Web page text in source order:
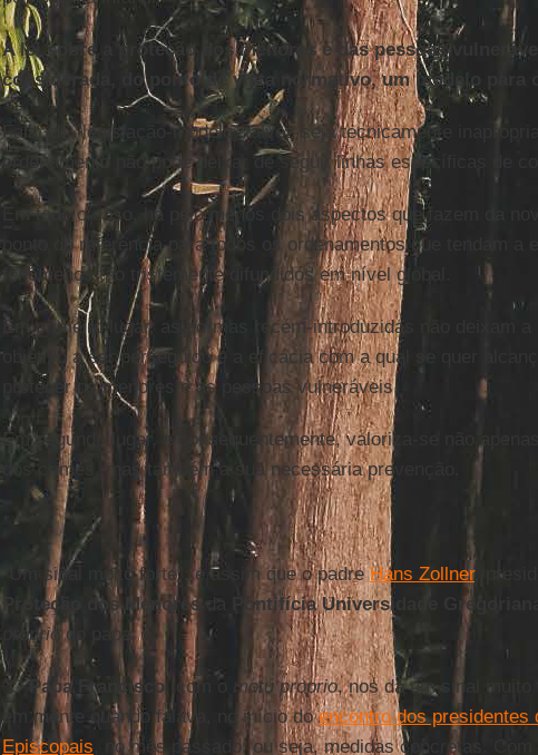
A lei sobre a proteção dos menores e das pessoas
considerada, do ponto de vista normativo, um modelo para
Falar de “legislação-modelo” talvez seja tecnicamente
ordenamento não pode deixar de seguir linhas específicas de
Em todo o caso, há pelo menos dois aspectos que fazem da
ponto de referência para todos os ordenamentos que tendam a
fenômenos tão tristemente difundidos em nível global.
Em primeiro lugar, as normas recém-introduzidas não deixam
objetivo a ser perseguido e a eficácia com a qual se quer
proteger os menores e as pessoas vulneráveis.
Em segundo lugar, e consequentemente, valoriza-se não
dos crimes, mas também a sua necessária prevenção.
* * *
“Um sinal muito forte”: é assim que o padreHans Zollner,
Proteção dos Menores
Pontifícia Universidade Gregoriana
proprio do papa:
“OPapa Francisco, com o motu proprio, nos dá um sinal muito
em mente quando falava, no início doencontro dos presidentes
Episcopais , no mês passado: ou seja, medidas concretas.